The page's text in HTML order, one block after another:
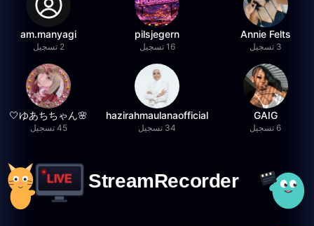
Annie Felts
3 تسجيل
pilsjegern
16 تسجيل
am.manyagi
2 تسجيل
GAIG
6 تسجيل
hazirahmaulanaofficial
34 تسجيل
🌸ゆあちちゃん🤍
45 تسجيل